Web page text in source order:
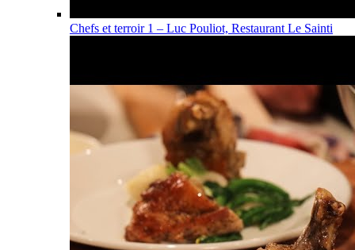
Chefs et terroir 1 – Luc Pouliot, Restaurant Le Sainti